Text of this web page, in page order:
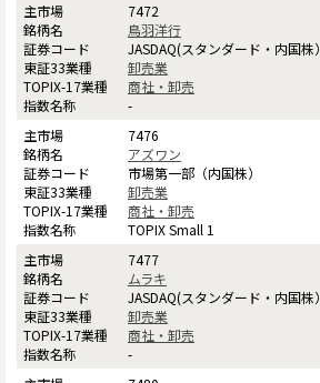
7472
鳥羽洋行
JASDAQ(スタンダード・内国株）
卸売業
商社・卸売
-
7476
アズワン
市場第一部（内国株）
卸売業
商社・卸売
TOPIX Small 1
7477
ムラキ
JASDAQ(スタンダード・内国株）
卸売業
商社・卸売
-